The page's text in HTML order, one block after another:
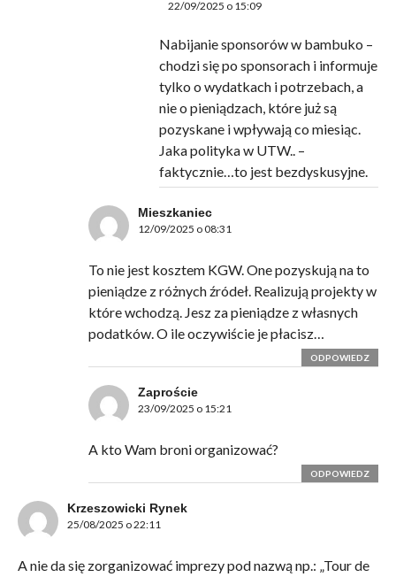
22/09/2025 o 15:09
Nabijanie sponsorów w bambuko –
chodzi się po sponsorach i informuje
tylko o wydatkach i potrzebach, a
nie o pieniądzach, które już są
pozyskane i wpływają co miesiąc.
Jaka polityka w UTW.. –
faktycznie…to jest bezdyskusyjne.
Mieszkaniec
12/09/2025 o 08:31
To nie jest kosztem KGW. One pozyskują na to
pieniądze z różnych źródeł. Realizują projekty w
które wchodzą. Jesz za pieniądze z własnych
podatków. O ile oczywiście je płacisz…
ODPOWIEDZ
Zaproście
23/09/2025 o 15:21
A kto Wam broni organizować?
ODPOWIEDZ
Krzeszowicki Rynek
25/08/2025 o 22:11
A nie da się zorganizować imprezy pod nazwą np.: „Tour de